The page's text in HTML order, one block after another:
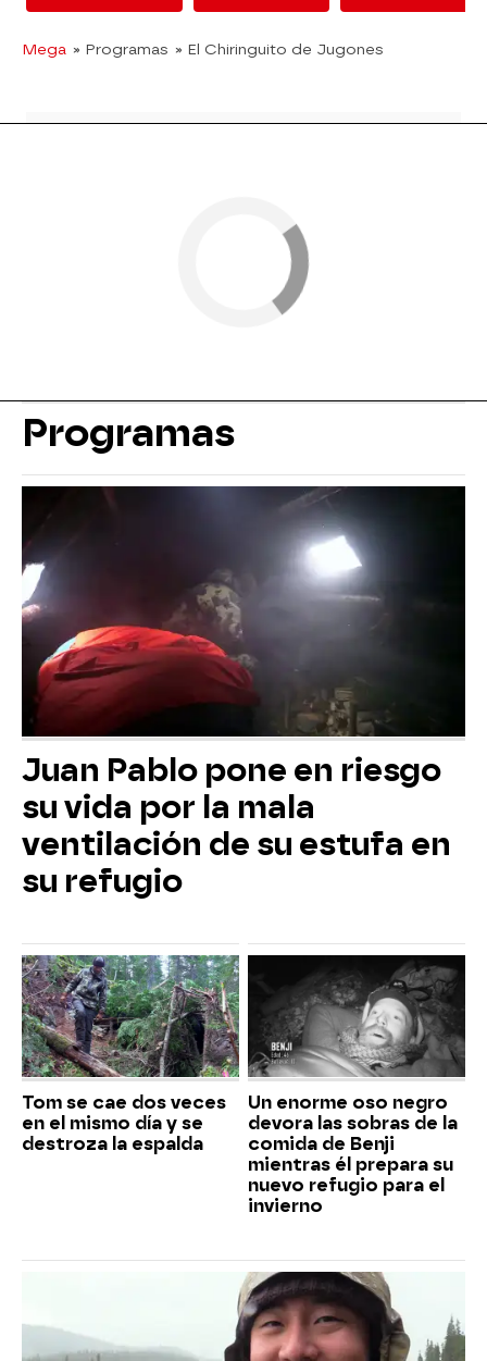
Mega » Programas » El Chiringuito de Jugones
Programas
Juan Pablo pone en riesgo
su vida por la mala
ventilación de su estufa en
su refugio
Tom se cae dos veces
en el mismo día y se
destroza la espalda
Un enorme oso negro
devora las sobras de la
comida de Benji
mientras él prepara su
nuevo refugio para el
invierno